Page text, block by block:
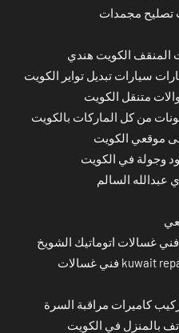
تصليح مجمدات
المنقف الكويت هندي
سيارات تبديل تواير الكويت
متنقل الكويت
من كل الماركات بالكويت
موقعي الكويت
وجولة في الكويت
عبدالله السالم
غسالات اتوماتيك الشويخ
صيانة غسالة ملابس النهضة kuwait repair فني غسالات
كاميرات مراقبة السرة
بالمنزل في الكويت